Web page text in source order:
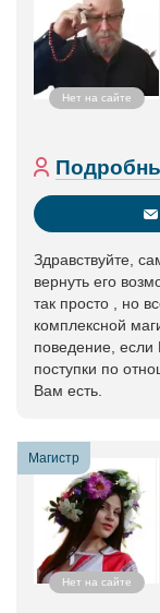
Нет на сайте
Здравствуйте,
вернуть его
так просто , но
комплексной
поведение, если
поступки по
Вам есть.
Магистр
Нет на сайте